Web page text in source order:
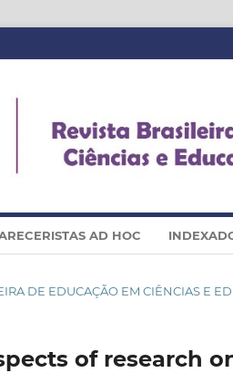
AD HOC
DE EDUCAÇÃO EM CIÊNCIAS E
of research